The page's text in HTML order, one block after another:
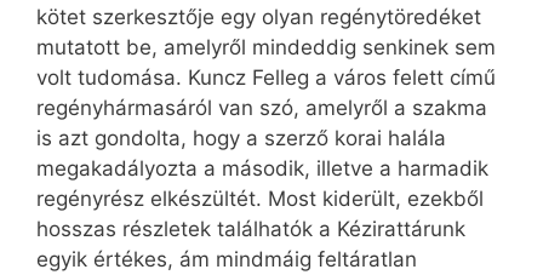
kötet szerkesztője egy olyan regénytöredéket
mutatott be, amelyről mindeddig senkinek sem
volt tudomása. Kuncz Felleg a város felett című
regényhármasáról van szó, amelyről a szakma
is azt gondolta, hogy a szerző korai halála
megakadályozta a második, illetve a harmadik
regényrész elkészültét. Most kiderült, ezekből
hosszas részletek találhatók a Kézirattárunk
egyik értékes, ám mindmáig feltáratlan